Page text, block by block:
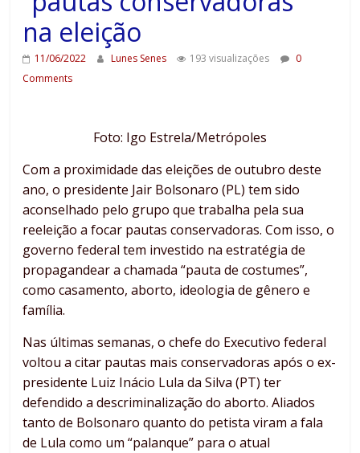
na eleição
11/06/2022 Lunes Senes 193 visualizações
0
Comments
Foto: Igo Estrela/Metrópoles
Com a proximidade das eleições de outubro deste
ano, o presidente Jair Bolsonaro (PL) tem sido
aconselhado pelo grupo que trabalha pela sua
reeleição a focar pautas conservadoras. Com isso, o
governo federal tem investido na estratégia de
propagandear a chamada “pauta de costumes”,
como casamento, aborto, ideologia de gênero e
família.
Nas últimas semanas, o chefe do Executivo federal
voltou a citar pautas mais conservadoras após o ex-
presidente Luiz Inácio Lula da Silva (PT) ter
defendido a descriminalização do aborto. Aliados
tanto de Bolsonaro quanto do petista viram a fala
de Lula como um “palanque” para o atual